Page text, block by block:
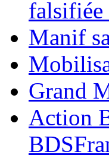
falsifiée
Manif
Grand
Action